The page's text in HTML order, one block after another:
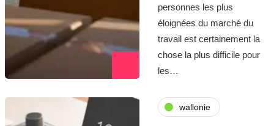
personnes les plus
éloignées du marché du
travail est certainement la
chose la plus difficile pour
les…
wallonie